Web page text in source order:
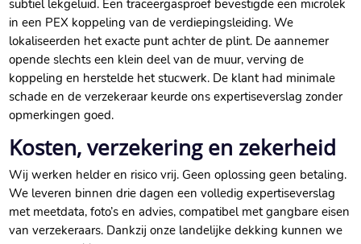
subtiel lekgeluid.​ Een traceergasproef bevestigde een microlek
in een PEX koppeling van de verdiepingsleiding.​ We
lokaliseerden het exacte punt achter de plint.​ De aannemer
opende slechts een klein deel van de muur, verving de
koppeling en herstelde het stucwerk.​ De klant had minimale
schade en de verzekeraar keurde ons expertiseverslag zonder
opmerkingen goed.​
Kosten, verzekering en zekerheid
Wij werken helder en risico vrij.​ Geen oplossing geen betaling.​
We leveren binnen drie dagen een volledig expertiseverslag
met meetdata, foto’s en advies, compatibel met gangbare eisen
van verzekeraars.​ Dankzij onze landelijke dekking kunnen we